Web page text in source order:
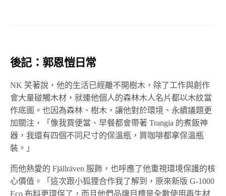
後記：郭恩愷日常
NK 笑著說，他的生活已經離不開樹木，除了工作與創作
會大量碰觸木材，就連他個人的森林木人名片都以木紋當
作底圖。也因為森林、樹木，讓他對於環境、永續議題更
加關注，「像我買便當、早餐都會帶著 Trangia 的煮飯神
器，我還有四個不同尺寸的保溫瓶，買咖啡都拿保溫瓶
裝。」
而他熱愛的 Fjällräven 服飾，也呼應了他重視環境保護的核
心價值。「這次跟小狐狸合作我了解到，原來新版 G-1000
Eco 布料更環保了，而且他們品牌目標是全數使用再生材